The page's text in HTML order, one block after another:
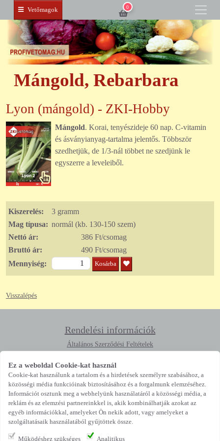
Vetőmagok 0
Mángold, Rebarbara
Lyon (mángold) - ZKI-Hobby
Mángold. Korai, tenyészideje 60 nap. C-vitamin
és ásványianyag-tartalma jelentős. Többször
szedhetjük, de 1/3-nál többet ne szedjünk le
egyszerre a leveleiből.
Kiszerelés:
3 gramm
Mag típusa: normál (kb. 130-150 szem)
Nettó ár:
386 Ft/csomag
Bruttó ár:
490 Ft/csomag
Mennyiség:
Kosárba
Visszalépés
Rendelési információk
Általános Szerződési Feltételek
Rendeléstől való elállás
Elérhetőség
4400 Nyíregyháza, Búza tér 15.
vetomag@profivetomag.hu
Kövessen minket
Ez a weboldal Cookie-kat használ
Cookie-kat használunk a tartalom és a hirdetések személyre szabásához, a
közösségi média funkcióinak biztosításához és a forgalmunk elemzéséhez.
Információt osztunk meg a webhelyünk használatáról a közösségi média, a
reklám és az elemzési partnereinkkel is, akik kombinálhatják azokat az
egyéb információkkal, amelyeket Ön nekik adott, vagy amelyeket a
szolgáltatásaik használatából gyűjtöttek össze.
Működéshez szükséges Analitikus